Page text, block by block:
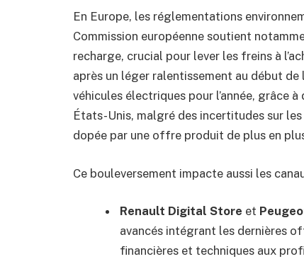
En Europe, les réglementations
Commission européenne soutient
recharge, crucial pour lever les freins à
après un léger ralentissement au début de
véhicules électriques pour l’année, grâce
États-Unis, malgré des incertitudes sur
dopée par une offre produit de plus en
Ce bouleversement impacte aussi les
Renault Digital Store et
avancés intégrant les dernières
financières et techniques aux